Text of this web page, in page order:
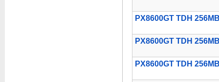
PX8600GT TDH
PX8600GT TDH
PX8600GT TDH